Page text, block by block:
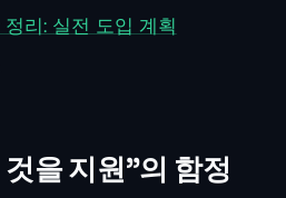
정리: 실전 도입 계획
을 지원”의 함정